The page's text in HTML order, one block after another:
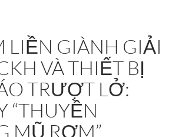
LIỀN GIÀNH GIẢI
VÀ THIẾT BỊ
TRƯỢT LỞ:
“THUYỀN
MŨ RƠM”